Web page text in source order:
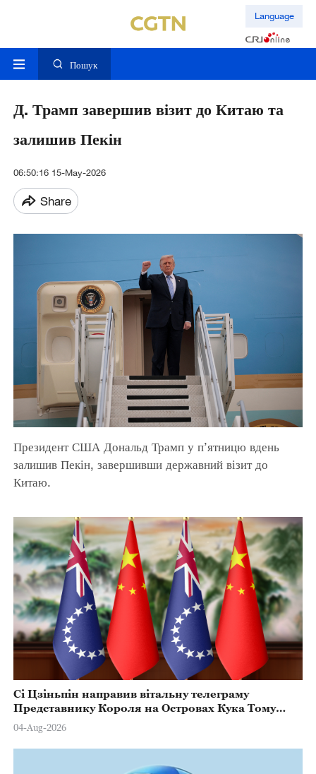
Language
Пошук
Д. Трамп завершив візит до Китаю та
залишив Пекін
06:50:16 15-May-2026
Share
Президент США Дональд Трамп у п’ятницю вдень
залишив Пекін, завершивши державний візит до
Китаю.
Сі Цзіньпін направив вітальну телеграму
Представнику Короля на Островах Кука Тому
Марстерсу з нагоди Дня Конституції
04-Aug-2026